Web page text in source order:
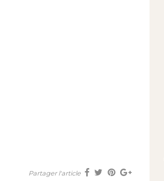
Partager l'article